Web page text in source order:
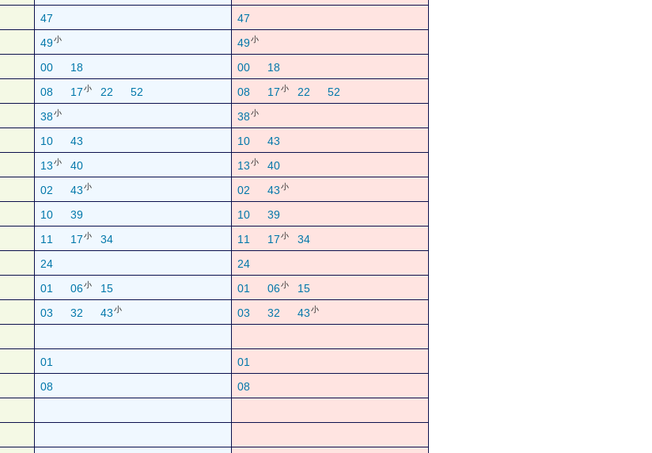
47
47
49小 49小
00 18 00
18
08 17小 22 52 08 17小 22
52
38小 38小
10 43 10
43
13小 40 13小
40
02 43小 02 43小
10 39 10
39
11 17小 34 11 17小
34
24
24
01 06小 15 01 06小
15
03 32 43小 03 32 43小
01
01
08
08